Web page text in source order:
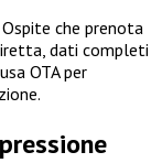
che prenota
dati completi
OTA per